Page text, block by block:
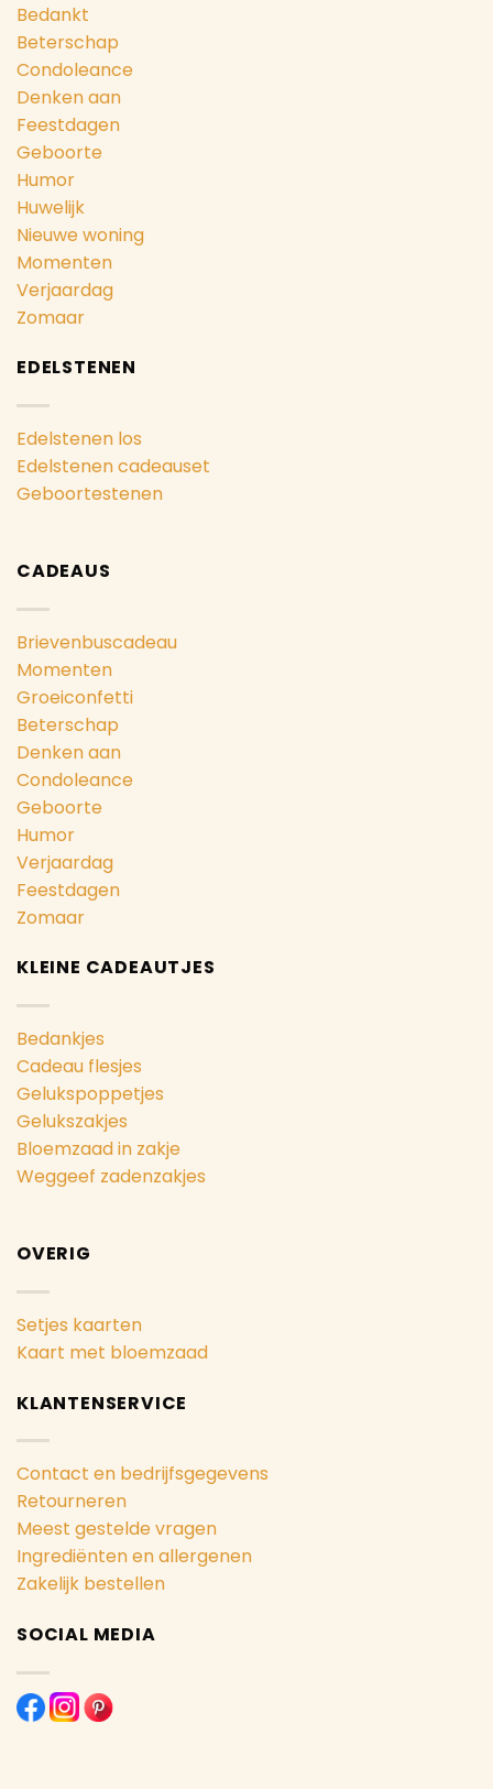
Bedankt
Beterschap
Condoleance
Denken aan
Feestdagen
Geboorte
Humor
Huwelijk
Nieuwe woning
Momenten
Verjaardag
Zomaar
EDELSTENEN
Edelstenen los
Edelstenen cadeauset
Geboortestenen
CADEAUS
Brievenbuscadeau
Momenten
Groeiconfetti
Beterschap
Denken aan
Condoleance
Geboorte
Humor
Verjaardag
Feestdagen
Zomaar
KLEINE CADEAUTJES
Bedankjes
Cadeau flesjes
Gelukspoppetjes
Gelukszakjes
Bloemzaad in zakje
Weggeef zadenzakjes
OVERIG
Setjes kaarten
Kaart met bloemzaad
KLANTENSERVICE
Contact en bedrijfsgegevens
Retourneren
Meest gestelde vragen
Ingrediënten en allergenen
Zakelijk bestellen
SOCIAL MEDIA